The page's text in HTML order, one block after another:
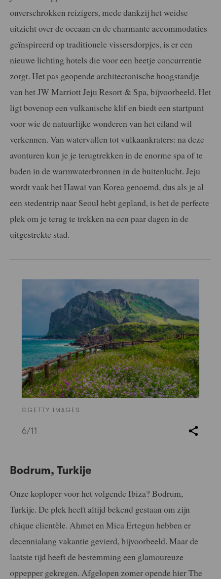
onverschrokken reizigers, mede dankzij het weidse
uitzicht over de oceaan en de charmante accommodaties
geïnspireerd op traditionele vissersdorpjes, is er een
nieuwe lichting hotels die voor een beetje concurrentie
zorgt. Het pas geopende architectonische hoogstandje
van het JW Marriott Jeju Resort & Spa, bijvoorbeeld. Het
ligt bovenop een vulkanische klif en biedt een startpunt
voor wie de natuurlijke wonderen van het eiland wil
verkennen. Van watervallen tot vulkaankraters: na deze
avonturen kun je je terugtrekken in de enorme spa of te
baden in de warmwaterbronnen in de buitenlucht. Jeju
wordt vaak het Hawaï van Korea genoemd, dus als je al
een stedentrip naar Seoul hebt gepland, is het de perfecte
plek om je terug te trekken na een paar dagen in de
uitgestrekte stad.
©GETTY IMAGES
6/11
Bodrum, Turkije
Onze koploper voor het volgende Ibiza? Bodrum,
Turkije. De plek heeft altijd bekend gestaan om zijn
chique clientèle. Ahmet en Mica Ertegun hebben er
decennialang vakantie gevierd, bijvoorbeeld. Maar de
laatste tijd heeft de bestemming een glamoureuze
oppepper gekregen. Afgelopen zomer opende hier The